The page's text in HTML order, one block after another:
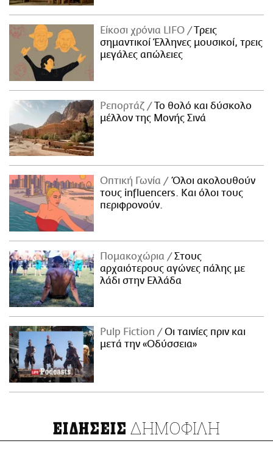
Είκοσι χρόνια LIFO
Tρεις
σημαντικοί Έλληνες μουσικοί, τρεις
μεγάλες απώλειες
Ρεπορτάζ
Το θολό και δύσκολο
μέλλον της Μονής Σινά
Οπτική Γωνία
Όλοι ακολουθούν
τους influencers. Και όλοι τους
περιφρονούν.
Πομακοχώρια
Στους
αρχαιότερους αγώνες πάλης με
λάδι στην Ελλάδα
Pulp Fiction
Οι ταινίες πριν και
μετά την «Οδύσσεια»
ΕΙΔΗΣΕΙΣ ΔΗΜΟΦΙΛΗ